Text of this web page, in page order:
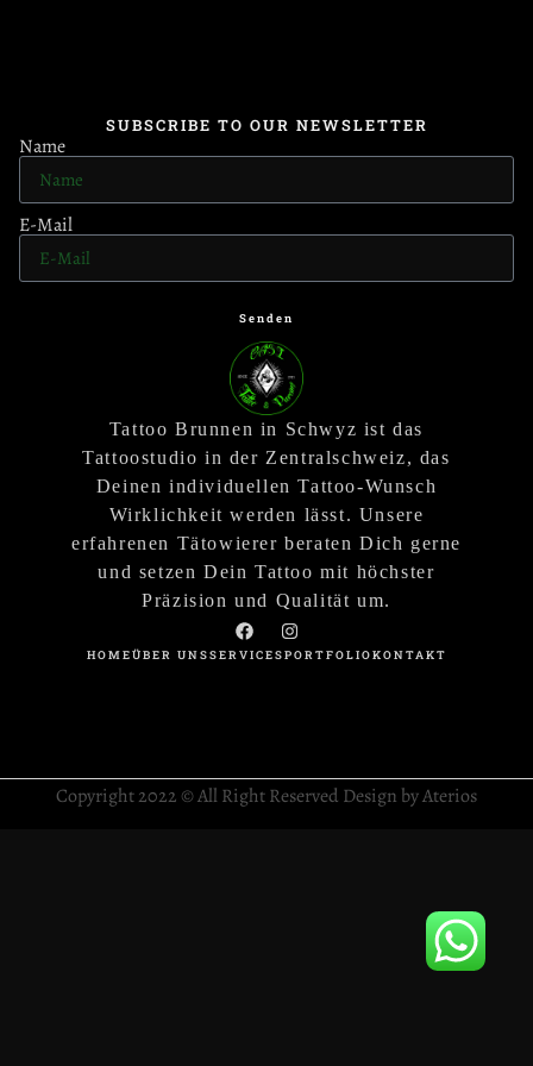
SUBSCRIBE TO OUR NEWSLETTER
Name
E-Mail
Senden
Tattoo Brunnen in Schwyz ist das
Tattoostudio in der Zentralschweiz, das
Deinen individuellen Tattoo-Wunsch
Wirklichkeit werden lässt. Unsere
erfahrenen Tätowierer beraten Dich gerne
und setzen Dein Tattoo mit höchster
Präzision und Qualität um.
HOMEÜBER UNSSERVICESPORTFOLIOKONTAKT
Copyright 2022 © All Right Reserved Design by Aterios